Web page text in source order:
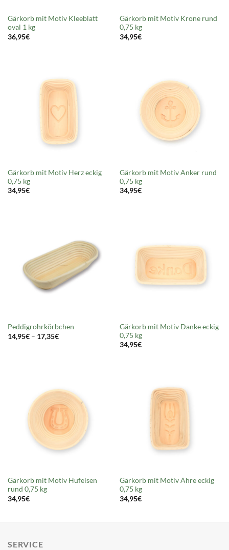
Gärkorb mit Motiv Kleeblatt
oval 1 kg
36,95€
Gärkorb mit Motiv Krone rund
0,75 kg
34,95€
Gärkorb mit Motiv Herz eckig
0,75 kg
34,95€
Gärkorb mit Motiv Anker rund
0,75 kg
34,95€
Peddigrohrkörbchen
14,95€ – 17,35€Prisinterval:
Gärkorb mit Motiv Danke eckig
0,75 kg
34,95€
Gärkorb mit Motiv Hufeisen
rund 0,75 kg
34,95€
Gärkorb mit Motiv Ähre eckig
0,75 kg
34,95€
SERVICE